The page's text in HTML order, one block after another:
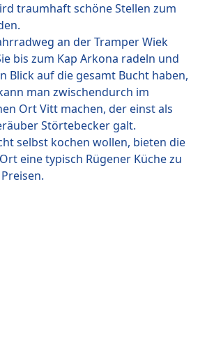
traumhaft schöne Stellen zum
an der Tramper Wiek
bis zum Kap Arkona radeln und
Blick auf die gesamt Bucht haben,
man zwischendurch im
Ort Vitt machen, der einst als
Störtebecker galt.
selbst kochen wollen, bieten die
eine typisch Rügener Küche zu